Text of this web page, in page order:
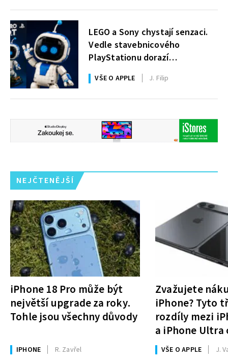
LEGO a Sony chystají senzaci.
Vedle stavebnicového
PlayStationu dorazí
i legendární Astro Bot a bude
zdarma
VŠE O APPLE J. Filip
NEJČTENĚJŠÍ
iPhone 18 Pro může být
největší upgrade za roky.
Tohle jsou všechny důvody
IPHONE R. Zavřel
Zvažujete
iPhone? Tyto
rozdíly mezi
a iPhone Ultra
rozhodnutí
VŠE O APPLE J.